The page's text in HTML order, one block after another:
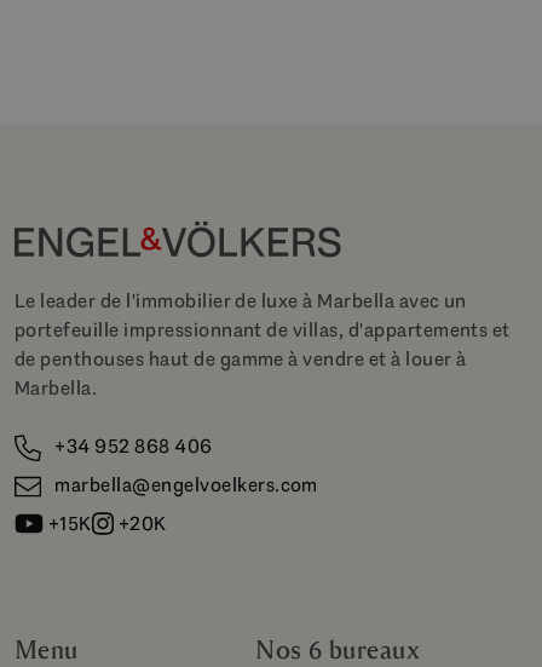
Le leader de l'immobilier de luxe à Marbella avec un
portefeuille impressionnant de villas, d'appartements et
de penthouses haut de gamme à vendre et à louer à
Marbella.
+34 952 868 406
marbella@engelvoelkers.com
+15K
+20K
Menu Nos 6 bureaux